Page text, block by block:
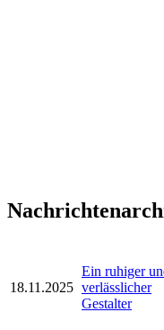
18.11.2025
Ein ruhiger
verlässlicher
Gestalter